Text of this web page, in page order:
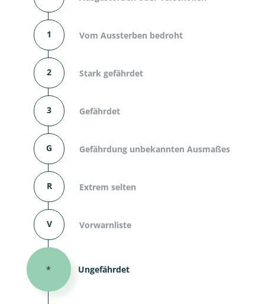
1 Vom Aussterben bedroht
2 Stark gefährdet
3 Gefährdet
G Gefährdung unbekannten Ausmaßes
R Extrem selten
V Vorwarnliste
* Ungefährdet